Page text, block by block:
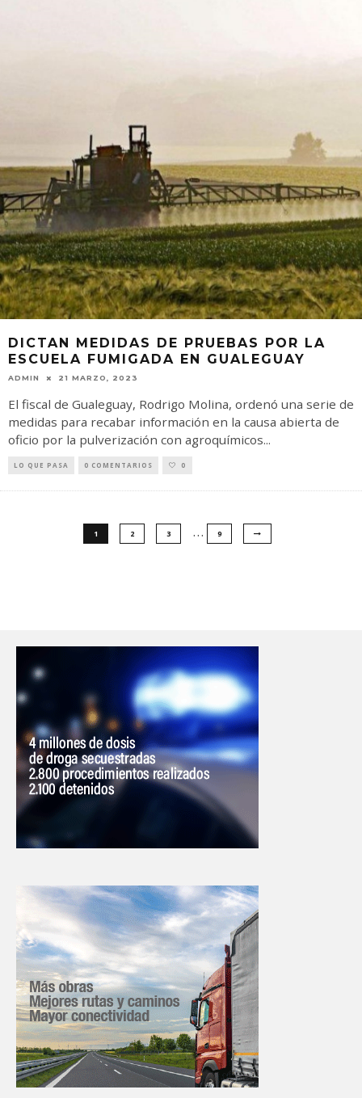
DICTAN MEDIDAS DE PRUEBAS POR LA
ESCUELA FUMIGADA EN GUALEGUAY
ADMIN 21 MARZO, 2023
El fiscal de Gualeguay, Rodrigo Molina, ordenó una serie de
medidas para recabar información en la causa abierta de
oficio por la pulverización con agroquímicos...
LO QUE PASA 0 COMENTARIOS 0
1 2 3 … 9